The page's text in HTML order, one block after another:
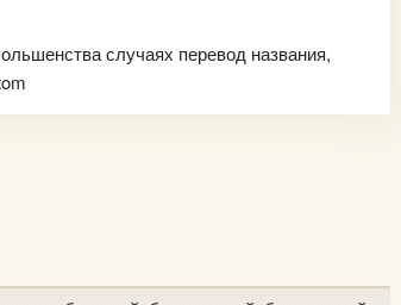
случаях перевод названия,